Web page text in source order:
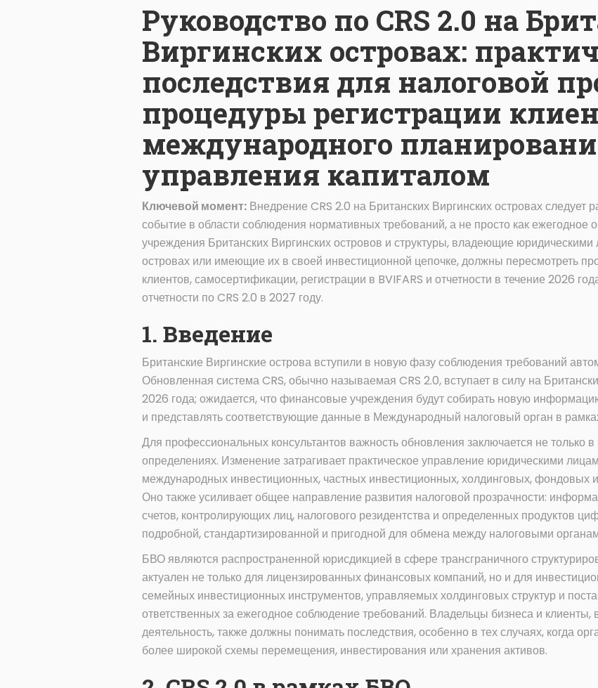
Руководство по CRS 2.0 на
Виргинских островах:
последствия для налоговой
процедуры регистрации
международного
управления капиталом
Ключевой момент: Внедрение CRS 2.0 на Британских Виргинских островах следует
событие в области соблюдения нормативных требований, а не просто как ежегодное
учреждения Британских Виргинских островов и структуры, владеющие
островах или имеющие их в своей инвестиционной цепочке, должны пересмотреть
клиентов, самосертификации, регистрации в BVIFARS и отчетности в течение 2026
отчетности по CRS 2.0 в 2027 году.
1. Введение
Британские Виргинские острова вступили в новую фазу соблюдения требований
Обновленная система CRS, обычно называемая CRS 2.0, вступает в силу на
2026 года; ожидается, что финансовые учреждения будут собирать новую
и представлять соответствующие данные в Международный налоговый орган в
Для профессиональных консультантов важность обновления заключается не только
определениях. Изменение затрагивает практическое управление юридическими
международных инвестиционных, частных инвестиционных, холдинговых, фондовых и
Оно также усиливает общее направление развития налоговой прозрачности:
счетов, контролирующих лиц, налогового резидентства и определенных продуктов
подробной, стандартизированной и пригодной для обмена между налоговыми
БВО являются распространенной юрисдикцией в сфере трансграничного
актуален не только для лицензированных финансовых компаний, но и для
семейных инвестиционных инструментов, управляемых холдинговых структур и
ответственных за ежегодное соблюдение требований. Владельцы бизнеса и
деятельность, также должны понимать последствия, особенно в тех случаях, когда
более широкой схемы перемещения, инвестирования или хранения активов.